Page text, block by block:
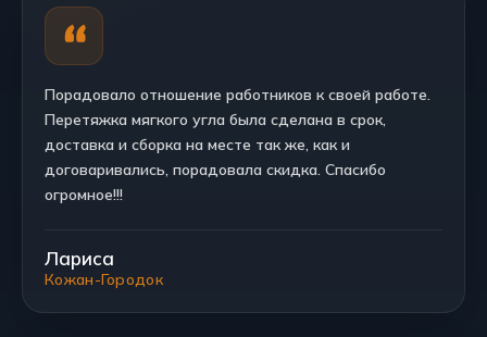
Порадовало отношение работников к своей работе.
Перетяжка мягкого угла была сделана в срок,
доставка и сборка на месте так же, как и
договаривались, порадовала скидка. Спасибо
огромное!!!
Лариса
Кожан-Городок